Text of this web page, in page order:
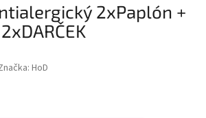
2xPaplón +
HoD